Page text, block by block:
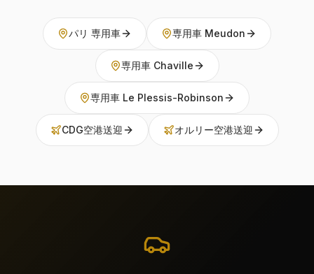
パリ 専用車 専用車 Meudon
専用車 Chaville
専用車 Le Plessis-Robinson
CDG空港送迎 オルリー空港送迎